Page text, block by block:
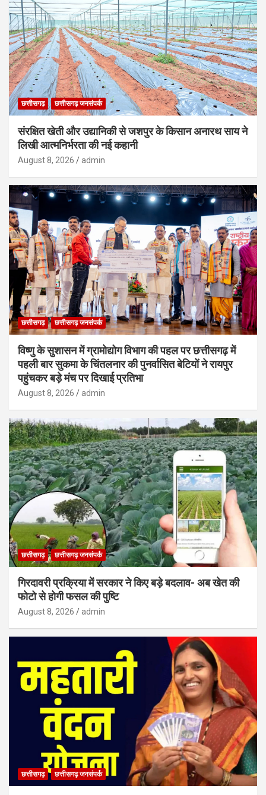
छत्तीसगढ़ छत्तीसगढ़ जनसंपर्क
संरक्षित खेती और उद्यानिकी से जशपुर के किसान अनारथ साय ने
लिखी आत्मनिर्भरता की नई कहानी
August 8, 2026 admin
छत्तीसगढ़ छत्तीसगढ़ जनसंपर्क
विष्णु के सुशासन में ग्रामोद्योग विभाग की पहल पर छत्तीसगढ़ में
पहली बार सुकमा के चिंतलनार की पुनर्वासित बेटियों ने रायपुर
पहुंचकर बड़े मंच पर दिखाई प्रतिभा
August 8, 2026 admin
छत्तीसगढ़ छत्तीसगढ़ जनसंपर्क
गिरदावरी प्रक्रिया में सरकार ने किए बड़े बदलाव- अब खेत की
फोटो से होगी फसल की पुष्टि
August 8, 2026 admin
छत्तीसगढ़ छत्तीसगढ़ जनसंपर्क